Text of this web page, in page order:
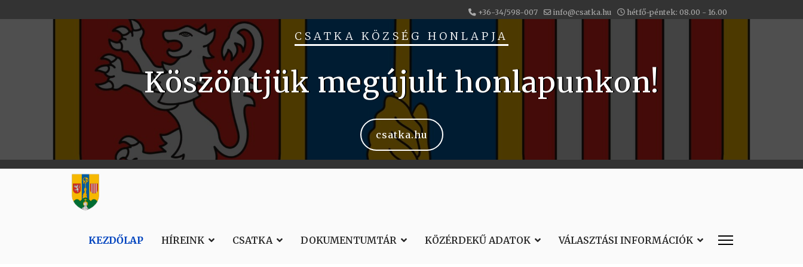
+36-34/598-007 info@csatka.hu hétfő-péntek: 08.00 - 16.00
CSATKA KÖZSÉG HONLAPJA
Köszöntjük megújult honlapunkon!
csatka.hu
KEZDŐLAP HÍREINK CSATKA DOKUMENTUMTÁR KÖZÉRDEKŰ ADATOK VÁLASZTÁSI INFORMÁCIÓK